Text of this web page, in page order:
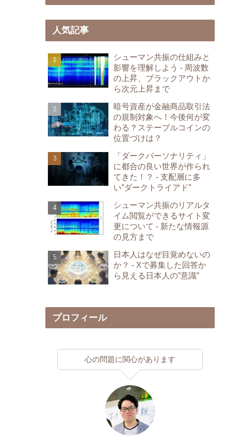
人気記事
シューマン共振の仕組みと
影響を理解しよう - 周波数
の上昇、ブラックアウトか
ら次元上昇まで
暗号資産が金融商品取引法
の規制対象へ！今後何が変
わる？ステーブルコインの
位置づけは？
「ダークパーソナリティ」
に都合の良い世界が作られ
てきた！？ - 支配層に多
い”ダークトライアド”
シューマン共振のリアルタ
イム閲覧ができるサイト変
更について - 新たな情報源
の見方まで
日本人はなぜ目覚めないの
か？ - Xで募集した回答か
ら見える日本人の”意識”
プロフィール
心の問題に関心があります